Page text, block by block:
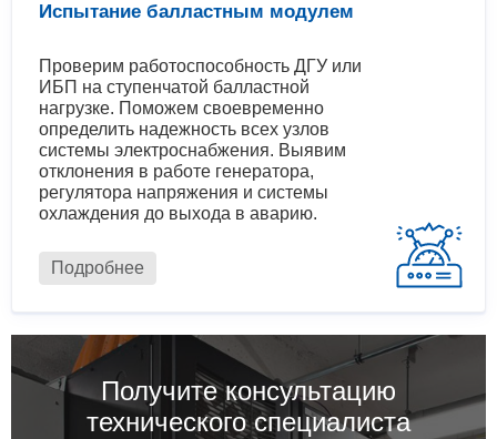
Испытание балластным модулем
Проверим работоспособность ДГУ или
ИБП на ступенчатой балластной
нагрузке. Поможем своевременно
определить надежность всех узлов
системы электроснабжения. Выявим
отклонения в работе генератора,
регулятора напряжения и системы
охлаждения до выхода в аварию.
Подробнее
Получите консультацию
технического специалиста